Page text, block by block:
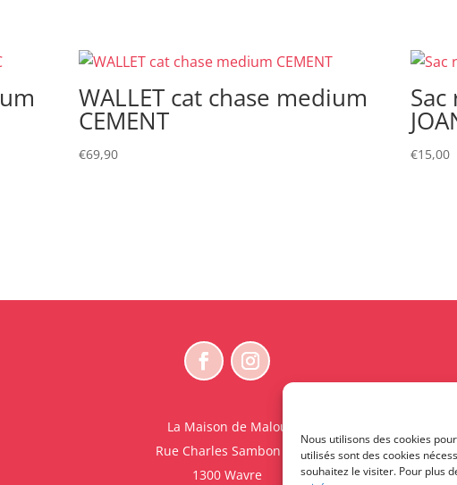
Nous utilisons des cookies
utilisés sont des cookies
souhaitez le visiter. Pour plus
WALLET cat chase medium
CEMENT
€69,90 €15,00
La Maison de Malou
Rue Charles Sambon 18
1300 Wavre